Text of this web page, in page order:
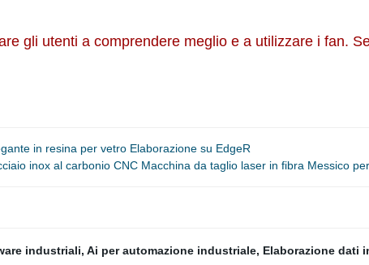
gli utenti a comprendere meglio e a utilizzare i fan.
in resina per vetro Elaborazione su EdgeR
inox al carbonio CNC Macchina da taglio laser in fibra Messico
industriali, Ai per automazione industriale, Elaborazione dati